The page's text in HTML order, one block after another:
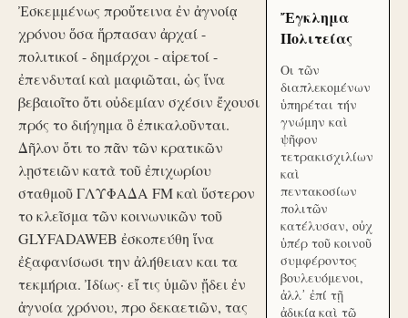
Ἐσκεμμένως προὔτεινα ἐν ἀγνοίᾳ
χρόνου ὅσα ἥρπασαν ἀρχαί -
πολιτικοί - δημάρχοι - αἱρετοί -
ἐπενδυταί καὶ μαφιῶται, ὡς ἵνα
βεβαιοῖτο ὅτι οὐδεμίαν σχέσιν ἔχουσι
πρός το διήγημα ὃ ἐπικαλοῦνται.
Δῆλον ὅτι το πᾶν τῶν κρατικῶν
λῃστειῶν κατὰ τοῦ ἐπιχωρίου
σταθμοῦ ΓΛΥΦΑΔΑ FM καὶ ὕστερον
το κλεῖσμα τῶν κοινωνικῶν τοῦ
GLYFADAWEB ἐσκοπεύθη ἵνα
ἐξαφανίσωσι την ἀλήθειαν και τα
τεκμήρια. Ἰδίως· εἴ τις ὑμῶν ᾔδει ἐν
ἀγνοία χρόνου, προ δεκαετιῶν, τας
Ἔγκλημα
Πολιτείας
Οι τῶν
διαπλεκομένων
ὑπηρέται τήν
γνώμην καὶ
ψῆφον
τετρακισχιλίων
καὶ
πεντακοσίων
πολιτῶν
κατέλυσαν, οὐχ
ὑπέρ τοῦ κοινοῦ
συμφέροντος
βουλευόμενοι,
ἀλλ᾽ ἐπί τῇ
ἀδικίᾳ καὶ τῷ